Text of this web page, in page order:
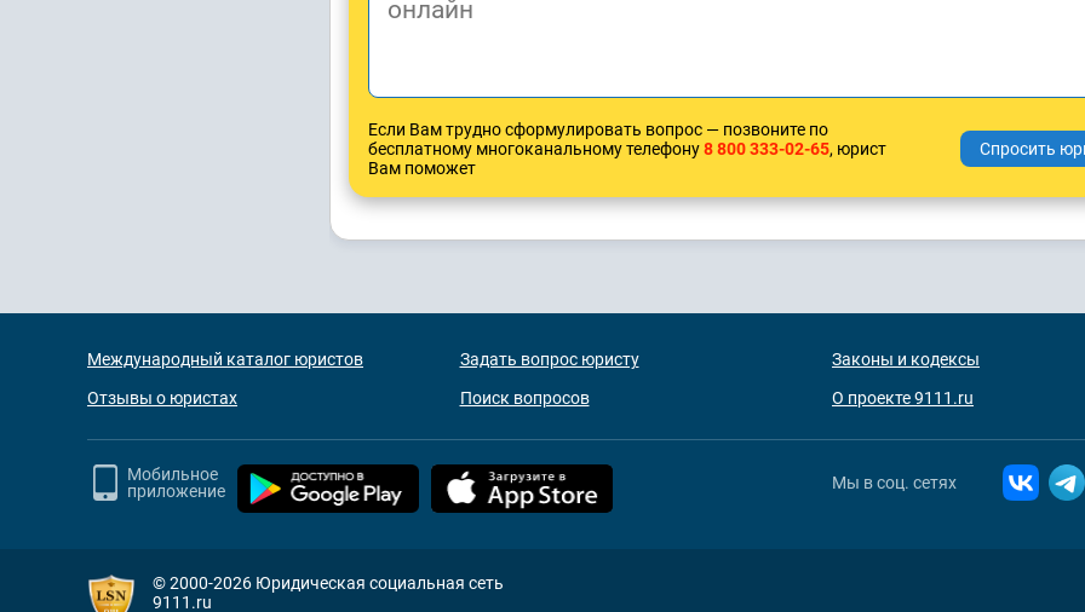
Если Вам трудно сформулировать вопрос — позвоните по
бесплатному многоканальному телефону8 800 333-02-65, юрист
Вам поможет
Международный каталог юристов
Отзывы о юристах
Задать вопрос юристу
Поиск вопросов
Законы и кодексы
О проекте 9111.ru
Мобильное
приложение
Мы в соц. сетях
© 2000-2026 Юридическая социальная сеть
9111.ru